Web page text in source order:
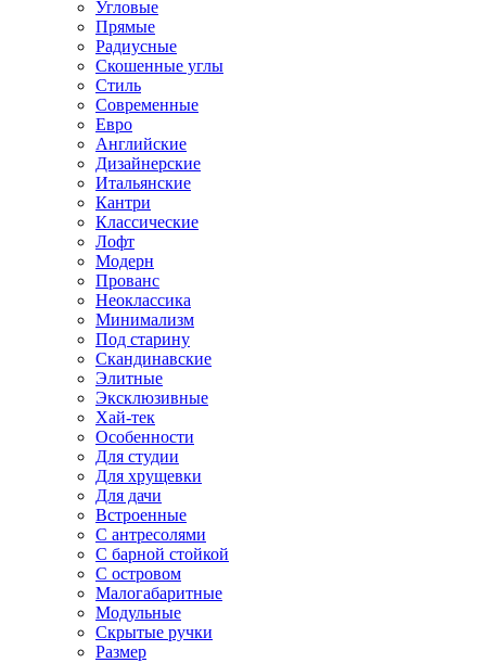
Угловые
Прямые
Радиусные
Скошенные углы
Стиль
Современные
Евро
Английские
Дизайнерские
Итальянские
Кантри
Классические
Лофт
Модерн
Прованс
Неоклассика
Минимализм
Под старину
Скандинавские
Элитные
Эксклюзивные
Хай-тек
Особенности
Для студии
Для хрущевки
Для дачи
Встроенные
С антресолями
С барной стойкой
С островом
Малогабаритные
Модульные
Скрытые ручки
Размер